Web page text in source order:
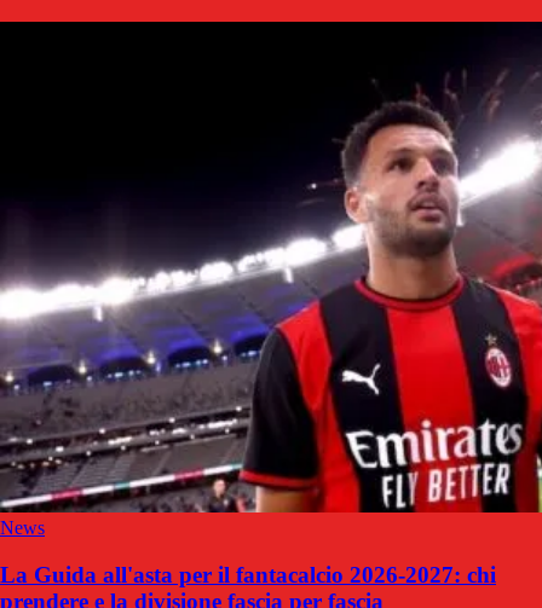
News
La Guida all'asta per il fantacalcio 2026-2027: chi
prendere e la divisione fascia per fascia